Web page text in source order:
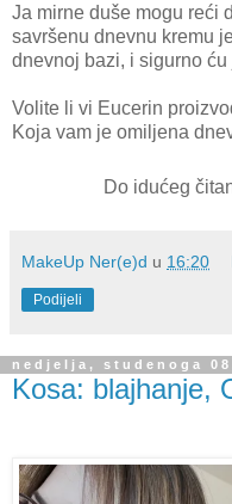
Ja mirne duše mogu reći
savršenu dnevnu kremu
dnevnoj bazi, i sigurno
Volite li vi Eucerin
Koja vam je omiljena
Do idućeg
MakeUp Ner(e)d u 16:20
Podijeli
nedjelja, studenoga
Kosa: blajhanje,